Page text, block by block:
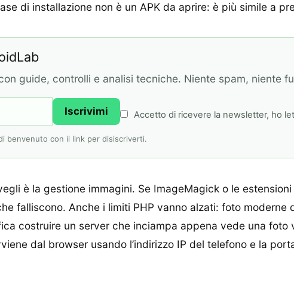
di installazione non è un APK da aprire: è più simile a
guide, controlli e analisi tecniche. Niente spam, niente
Iscrivimi Accetto di ricevere la newsletter, ho
benvenuto con il link per disiscriverti.
è la gestione immagini. Se ImageMagick o le
falliscono. Anche i limiti PHP vanno alzati: foto
costruire un server che inciampa appena vede una
dal browser usando l’indirizzo IP del telefono e la